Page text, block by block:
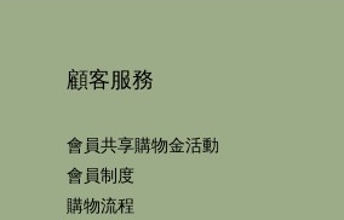
顧客服務
會員共享購物金活動
會員制度
購物流程